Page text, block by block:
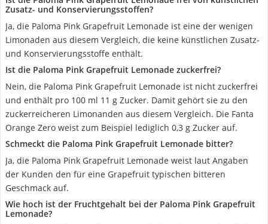
Zusatz- und Konservierungsstoffen?
Ja, die Paloma Pink Grapefruit Lemonade ist eine der wenigen
Limonaden aus diesem Vergleich, die keine künstlichen Zusatz-
und Konservierungsstoffe enthält.
Ist die Paloma Pink Grapefruit Lemonade zuckerfrei?
Nein, die Paloma Pink Grapefruit Lemonade ist nicht zuckerfrei
und enthält pro 100 ml 11 g Zucker. Damit gehört sie zu den
zuckerreicheren Limonanden aus diesem Vergleich. Die Fanta
Orange Zero weist zum Beispiel lediglich 0,3 g Zucker auf.
Schmeckt die Paloma Pink Grapefruit Lemonade bitter?
Ja, die Paloma Pink Grapefruit Lemonade weist laut Angaben
der Kunden den für eine Grapefruit typischen bitteren
Geschmack auf.
Wie hoch ist der Fruchtgehalt bei der Paloma Pink Grapefruit
Lemonade?